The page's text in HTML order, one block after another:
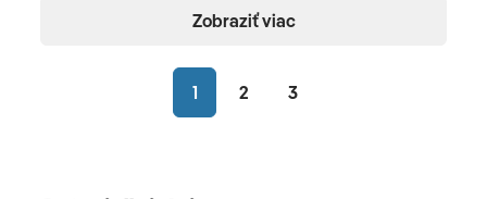
1 2 3
Zobraziť viac